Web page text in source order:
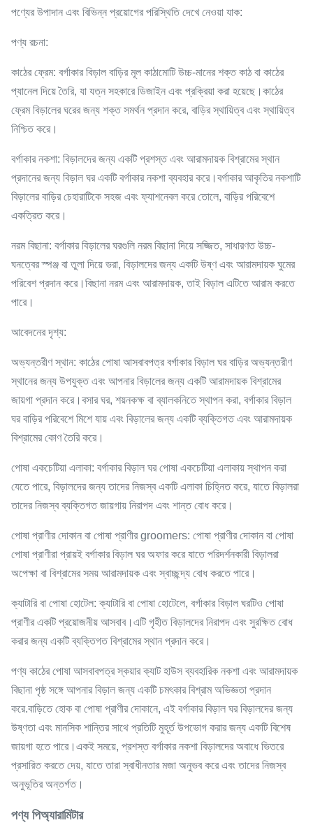
পণ্যের উপাদান এবং বিভিন্ন প্রয়োগের পরিস্থিতি দেখে নেওয়া যাক:
পণ্য রচনা:
কাঠের ফ্রেম: বর্গাকার বিড়াল বাড়ির মূল কাঠামোটি উচ্চ-মানের শক্ত কাঠ বা কাঠের
প্যানেল দিয়ে তৈরি, যা যত্ন সহকারে ডিজাইন এবং প্রক্রিয়া করা হয়েছে।কাঠের
ফ্রেম বিড়ালের ঘরের জন্য শক্ত সমর্থন প্রদান করে, বাড়ির স্থায়িত্ব এবং স্থায়িত্ব
নিশ্চিত করে।
বর্গাকার নকশা: বিড়ালদের জন্য একটি প্রশস্ত এবং আরামদায়ক বিশ্রামের স্থান
প্রদানের জন্য বিড়াল ঘর একটি বর্গাকার নকশা ব্যবহার করে।বর্গাকার আকৃতির নকশাটি
বিড়ালের বাড়ির চেহারাটিকে সহজ এবং ফ্যাশনেবল করে তোলে, বাড়ির পরিবেশে
একত্রিত করে।
নরম বিছানা: বর্গাকার বিড়ালের ঘরগুলি নরম বিছানা দিয়ে সজ্জিত, সাধারণত উচ্চ-
ঘনত্বের স্পঞ্জ বা তুলা দিয়ে ভরা, বিড়ালদের জন্য একটি উষ্ণ এবং আরামদায়ক ঘুমের
পরিবেশ প্রদান করে।বিছানা নরম এবং আরামদায়ক, তাই বিড়াল এটিতে আরাম করতে
পারে।
আবেদনের দৃশ্য:
অভ্যন্তরীণ স্থান: কাঠের পোষা আসবাবপত্র বর্গাকার বিড়াল ঘর বাড়ির অভ্যন্তরীণ
স্থানের জন্য উপযুক্ত এবং আপনার বিড়ালের জন্য একটি আরামদায়ক বিশ্রামের
জায়গা প্রদান করে।বসার ঘর, শয়নকক্ষ বা ব্যালকনিতে স্থাপন করা, বর্গাকার বিড়াল
ঘর বাড়ির পরিবেশে মিশে যায় এবং বিড়ালের জন্য একটি ব্যক্তিগত এবং আরামদায়ক
বিশ্রামের কোণ তৈরি করে।
পোষা একচেটিয়া এলাকা: বর্গাকার বিড়াল ঘর পোষা একচেটিয়া এলাকায় স্থাপন করা
যেতে পারে, বিড়ালদের জন্য তাদের নিজস্ব একটি এলাকা চিহ্নিত করে, যাতে বিড়ালরা
তাদের নিজস্ব ব্যক্তিগত জায়গায় নিরাপদ এবং শান্ত বোধ করে।
পোষা প্রাণীর দোকান বা পোষা প্রাণীর groomers: পোষা প্রাণীর দোকান বা পোষা
পোষা প্রাণীরা প্রায়ই বর্গাকার বিড়াল ঘর অফার করে যাতে পরিদর্শনকারী বিড়ালরা
অপেক্ষা বা বিশ্রামের সময় আরামদায়ক এবং স্বাচ্ছন্দ্য বোধ করতে পারে।
ক্যাটারি বা পোষা হোটেল: ক্যাটারি বা পোষা হোটেলে, বর্গাকার বিড়াল ঘরটিও পোষা
প্রাণীর একটি প্রয়োজনীয় আসবাব।এটি গৃহীত বিড়ালদের নিরাপদ এবং সুরক্ষিত বোধ
করার জন্য একটি ব্যক্তিগত বিশ্রামের স্থান প্রদান করে।
পণ্য কাঠের পোষা আসবাবপত্র স্কয়ার ক্যাট হাউস ব্যবহারিক নকশা এবং আরামদায়ক
বিছানা পৃষ্ঠ সঙ্গে আপনার বিড়াল জন্য একটি চমৎকার বিশ্রাম অভিজ্ঞতা প্রদান
করে.বাড়িতে হোক বা পোষা প্রাণীর দোকানে, এই বর্গাকার বিড়াল ঘর বিড়ালদের জন্য
উষ্ণতা এবং মানসিক শান্তির সাথে প্রতিটি মুহূর্ত উপভোগ করার জন্য একটি বিশেষ
জায়গা হতে পারে।একই সময়ে, প্রশস্ত বর্গাকার নকশা বিড়ালদের অবাধে ভিতরে
প্রসারিত করতে দেয়, যাতে তারা স্বাধীনতার মজা অনুভব করে এবং তাদের নিজস্ব
অনুভূতির অন্তর্গত।
পণ্য পিঅ্যারামিটার